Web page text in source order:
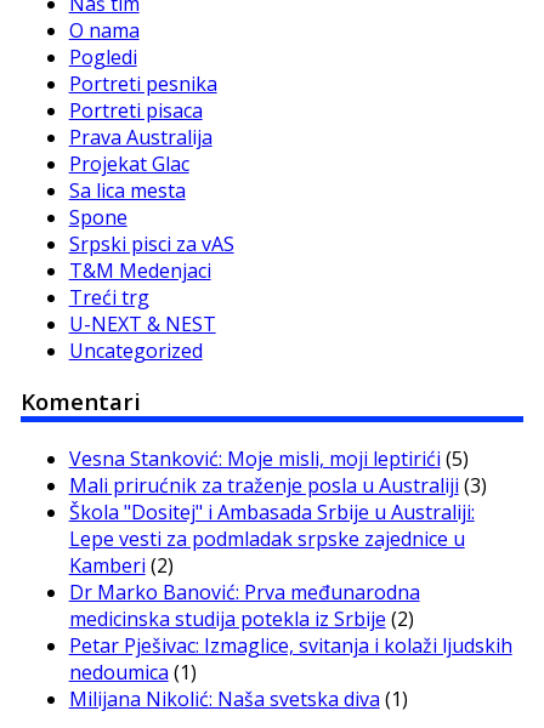
O nama
Pogledi
Portreti pesnika
Portreti pisaca
Prava Australija
Projekat Glac
Sa lica mesta
Spone
Srpski pisci za vAS
T&M Medenjaci
Treći trg
U-NEXT & NEST
Uncategorized
Komentari
Vesna Stanković: Moje misli, moji leptirići (5)
Mali prirućnik za traženje posla u Australiji (3)
Škola "Dositej" i Ambasada Srbije u Australiji:
Lepe vesti za podmladak srpske zajednice u
Kamberi (2)
Dr Marko Banović: Prva međunarodna
medicinska studija potekla iz Srbije (2)
Petar Pješivac: Izmaglice, svitanja i kolaži ljudskih
nedoumica (1)
Milijana Nikolić: Naša svetska diva (1)